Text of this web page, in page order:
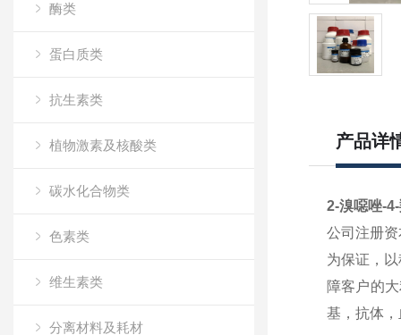
酶类
蛋白质类
抗生素类
植物激素及核酸类
碳水化合物类
色素类
维生素类
分离材料及耗材
产品详
2-溴噁唑-
公司注册
为保证，
障客户的
基，抗体